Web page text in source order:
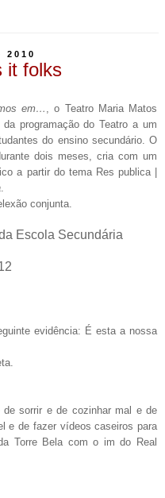
2010
it folks
em…
, o Teatro Maria Matos
programação do Teatro a um
do ensino secundário. O
dois meses, cria com um
a partir do tema Res publica |
conjunta.
Escola Secundária
evidência: É esta a nossa
de sorrir e de cozinhar mal e de
e de fazer vídeos caseiros para
Torre Bela com o im do Real